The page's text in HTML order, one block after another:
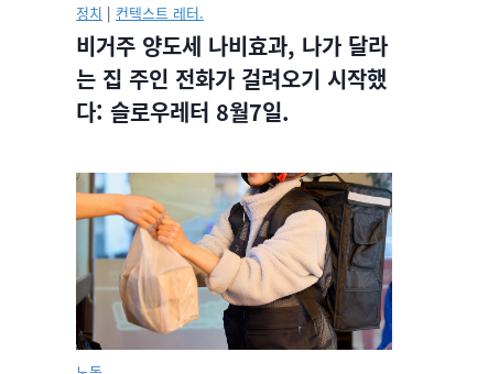
정치 | 컨텍스트 레터.
비거주 양도세 나비효과, 나가 달라
는 집 주인 전화가 걸려오기 시작했
다: 슬로우레터 8월7일.